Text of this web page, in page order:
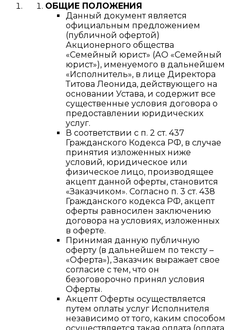
ОБЩИЕ ПОЛОЖЕНИЯ
Данный документ является
официальным предложением
(публичной офертой)
Акционерного общества
«Семейный юрист» (АО «Семейный
юрист»), именуемого в дальнейшем
«Исполнитель», в лице Директора
Титова Леонида, действующего на
основании Устава, и содержит все
существенные условия договора о
предоставлении юридических
услуг.
В соответствии с п. 2 ст. 437
Гражданского Кодекса РФ, в случае
принятия изложенных ниже
условий, юридическое или
физическое лицо, производящее
акцепт данной оферты, становится
«Заказчиком». Согласно п. 3 ст. 438
Гражданского кодекса РФ, акцепт
оферты равносилен заключению
договора на условиях, изложенных
в оферте.
Принимая данную публичную
оферту (в дальнейшем по тексту –
«Оферта»), Заказчик выражает свое
согласие с тем, что он
безоговорочно принял условия
Оферты.
Акцепт Оферты осуществляется
путем оплаты услуг Исполнителя
независимо от того, каким способом
осуществляется такая оплата (оплата